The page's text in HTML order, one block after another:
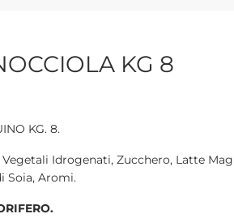
KG 8
KG. 8.
Vegetali Idrogenati, Zucchero, Latte
Soia, Aromi.